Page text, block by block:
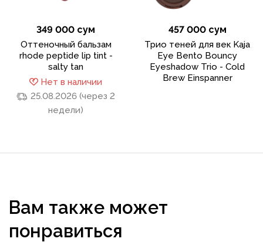
349 000 сум
Оттеночный бальзам
rhode peptide lip tint -
salty tan
Нет в наличии
25.08.2026 (через 2
недели)
457 000 сум
Трио теней для век Kaja
Eye Bento Bouncy
Eyeshadow Trio - Cold
Brew Einspanner
Вам также может
понравиться